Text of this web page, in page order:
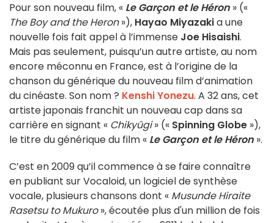
Pour son nouveau film, « Le Garçon et le Héron » («
The Boy and the Heron»), Hayao Miyazakia une
nouvelle fois fait appel à l’immense Joe Hisaishi.
Mais pas seulement, puisqu’un autre artiste, au nom
encore méconnu en France, est à l’origine de la
chanson du générique du nouveau film d’animation
du cinéaste. Son nom ? Kenshi Yonezu. A 32 ans, cet
artiste japonais franchit un nouveau cap dans sa
carrière en signant « Chikyûgi» (« Spinning Globe »),
le titre du générique du film « Le Garçon et le Héron ».
C’est en 2009 qu’il commence à se faire connaître
en publiant sur Vocaloid, un logiciel de synthèse
vocale, plusieurs chansons dont « Musunde Hiraite
Rasetsu to Mukuro», écoutée plus d'un million de fois